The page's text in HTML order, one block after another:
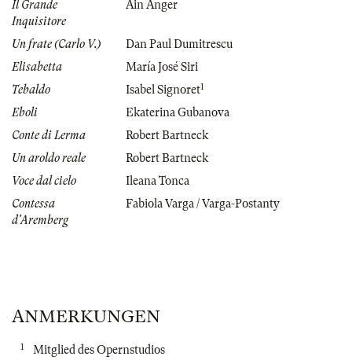
Il Grande
Inquisitore
Ain Anger
Un frate (Carlo V.)
Dan Paul Dumitrescu
Elisabetta
María José Siri
Tebaldo
Isabel Signoret1
Eboli
Ekaterina Gubanova
Conte di Lerma
Robert Bartneck
Un aroldo reale
Robert Bartneck
Voce dal cielo
Ileana Tonca
Contessa
d'Aremberg
Fabiola Varga / Varga-Postanty
ANMERKUNGEN
1 Mitglied des Opernstudios